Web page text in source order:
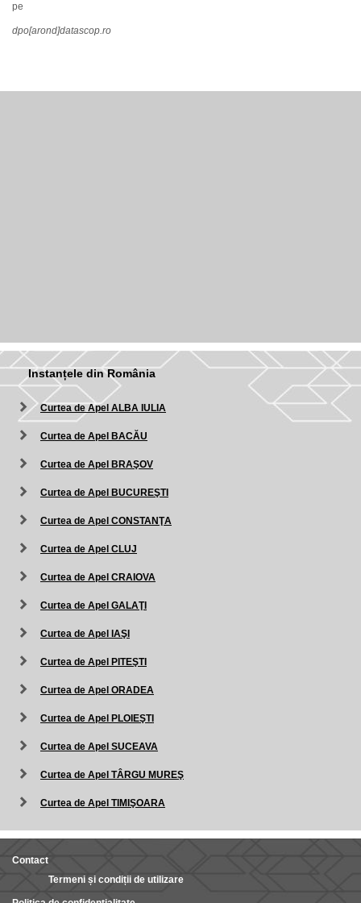
pe
dpo[arond]datascop.ro
Instanțele din România
Curtea de Apel ALBA IULIA
Curtea de Apel BACĂU
Curtea de Apel BRAŞOV
Curtea de Apel BUCUREŞTI
Curtea de Apel CONSTANŢA
Curtea de Apel CLUJ
Curtea de Apel CRAIOVA
Curtea de Apel GALAŢI
Curtea de Apel IAŞI
Curtea de Apel PITEŞTI
Curtea de Apel ORADEA
Curtea de Apel PLOIEŞTI
Curtea de Apel SUCEAVA
Curtea de Apel TÂRGU MUREŞ
Curtea de Apel TIMIŞOARA
Contact
Termeni și condiții de utilizare